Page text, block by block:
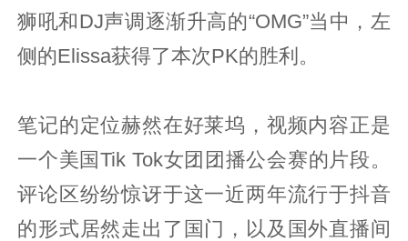
狮吼和DJ声调逐渐升高的“OMG”当中，左
侧的Elissa获得了本次PK的胜利。
笔记的定位赫然在好莱坞，视频内容正是
一个美国Tik Tok女团团播公会赛的片段。
评论区纷纷惊讶于这一近两年流行于抖音
的形式居然走出了国门，以及国外直播间